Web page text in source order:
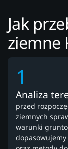
Jak
ziemne
1
Analiza
przed
ziemnych
warunki